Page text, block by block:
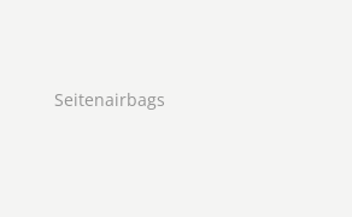
Seitenairbags